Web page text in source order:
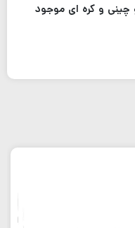
چینی و کره ای موجود